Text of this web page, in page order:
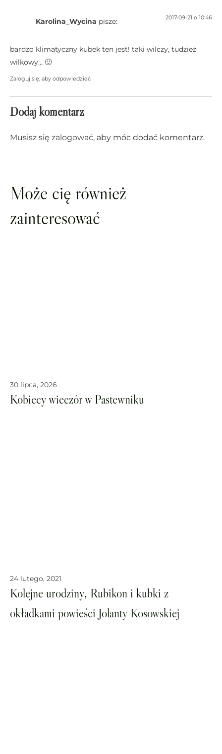
Karolina_Wycina pisze: 2017-09-21 o 10:46
bardzo klimatyczny kubek ten jest! taki wilczy, tudzież
wilkowy… 🙂
Zaloguj się, aby odpowiedzieć
Dodaj komentarz
Musisz się zalogować, aby móc dodać komentarz.
Może cię również
zainteresować
30 lipca, 2026
Kobiecy wieczór w Pastewniku
24 lutego, 2021
Kolejne urodziny, Rubikon i kubki z
okładkami powieści Jolanty Kosowskiej